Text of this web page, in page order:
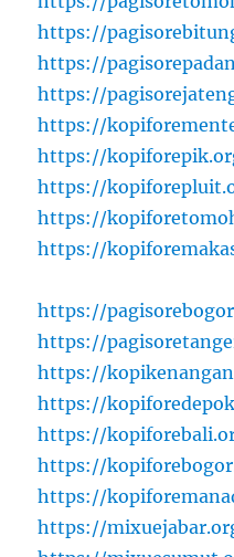
https://
https://
https://
https://
https://
https://
https://
https://
https://
https://
https://
https://
https://
https://
https://
https://